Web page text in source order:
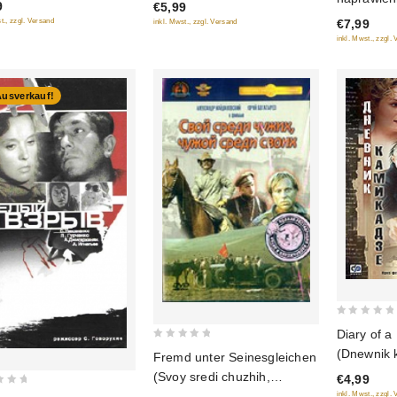
zzgl. Versand
€5,99
inkl. Mwst., zzgl. Versand
of
5
€7,99
inkl. Mwst., zzgl.
of
Fremd unter Seinesgleichen
(Svoy sredi chuzhih,
of
5
Diary of a
(Dnewnik
€4,99
inkl. Mwst., zzgl.